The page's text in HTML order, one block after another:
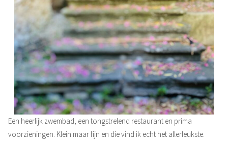
Een heerlijk zwembad, een tongstrelend restaurant en prima
voorzieningen. Klein maar fijn en die vind ik echt het allerleukste.